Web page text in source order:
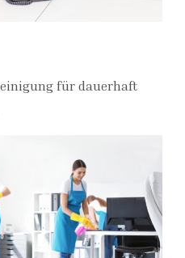
für dauerhaft